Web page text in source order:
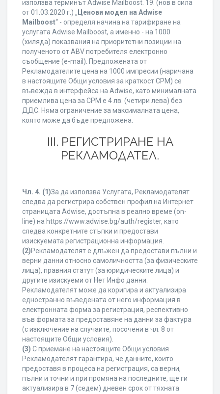
използва терминът Adwise Mailboost. 19. (нов в сила
от 01.03.2020 г.) „ Ценови модел на Adwise
Mailboost“ - определя начина на тарифиране на
услугата Adwise Mailboost, а именно - на 1000
(хиляда) показвания на приоритетни позиции на
полученото от ABV потребителя електронно
съобщение (e-mail). Предложената от
Рекламодателите цена на 1000 импресии (наричана
в настоящите Общи условия за краткост CPM) се
въвежда в интерфейса на Adwise, като минималната
приемлива цена за CPM е 4 лв. (четири лева) без
ДДС. Няма ограничение за максималната цена,
която може да бъде предложена.
ІІІ. РЕГИСТРИРАНЕ НА
РЕКЛАМОДАТЕЛ.
Чл. 4. (1)За да използва Услугата, Рекламодателят
следва да регистрира собствен профил на Интернет
страницата Adwise, достъпна в реално време (on-
line) на https://www.adwise.bg/auth/register, като
следва конкретните стъпки и предостави
изискуемата регистрационна информация.
(2)Рекламодателят е длъжен да предостави пълни и
верни данни относно самоличността (за физическите
лица), правния статут (за юридическите лица) и
другите изискуеми от Нет Инфо данни.
Рекламодателят може да коригира и актуализира
едностранно въведената от него информация в
електронната форма за регистрация, респективно
във формата за предоставяне на данни за фактура
(с изключение на случаите, посочени в чл. 8 от
настоящите Общи условия).
(3) С приемане на настоящите Общи условия
Рекламодателят гарантира, че данните, които
предоставя в процеса на регистрация, са верни,
пълни и точни и при промяна на последните, ще ги
актуализира в 7 (седем) дневен срок от тяхната